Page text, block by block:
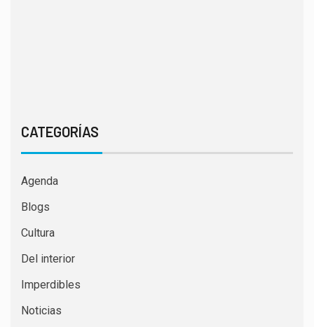
CATEGORÍAS
Agenda
Blogs
Cultura
Del interior
Imperdibles
Noticias